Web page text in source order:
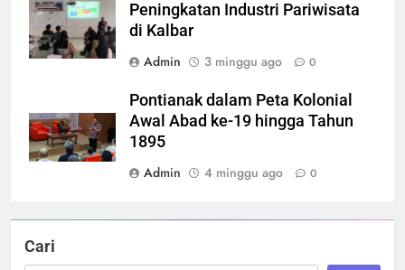
Peningkatan Industri Pariwisata
di Kalbar
Admin
3 minggu ago 0
Pontianak dalam Peta Kolonial
Awal Abad ke-19 hingga Tahun
1895
Admin
4 minggu ago 0
Cari